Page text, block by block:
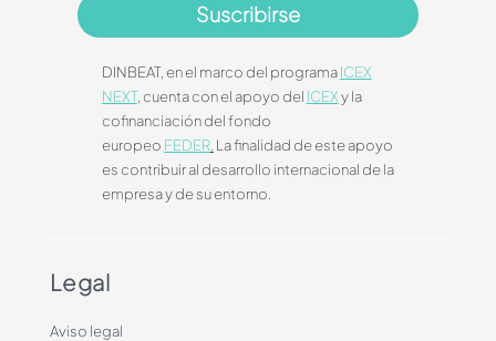
Suscribirse
DINBEAT, en el marco del programaICEX
NEXT, cuenta con el apoyo del ICEXy la
cofinanciación del fondo
europeo FEDER. La finalidad de este apoyo
es contribuir al desarrollo internacional de la
empresa y de su entorno.
Legal
Aviso legal